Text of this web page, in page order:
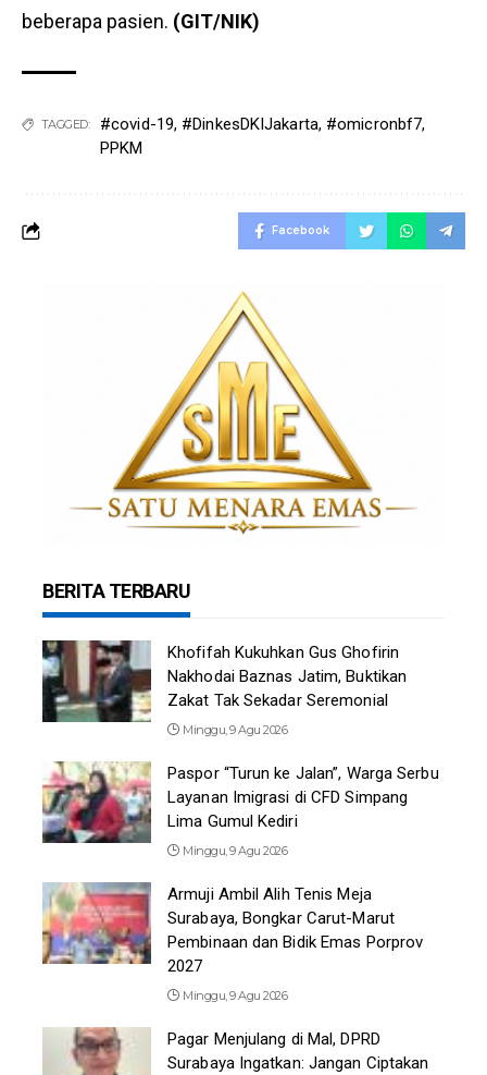
beberapa pasien. (GIT/NIK)
TAGGED: #covid-19, #DinkesDKIJakarta, #omicronbf7,
PPKM
Facebook
BERITA TERBARU
Khofifah Kukuhkan Gus Ghofirin
Nakhodai Baznas Jatim, Buktikan
Zakat Tak Sekadar Seremonial
Minggu, 9 Agu 2026
Paspor “Turun ke Jalan”, Warga Serbu
Layanan Imigrasi di CFD Simpang
Lima Gumul Kediri
Minggu, 9 Agu 2026
Armuji Ambil Alih Tenis Meja
Surabaya, Bongkar Carut-Marut
Pembinaan dan Bidik Emas Porprov
2027
Minggu, 9 Agu 2026
Pagar Menjulang di Mal, DPRD
Surabaya Ingatkan: Jangan Ciptakan